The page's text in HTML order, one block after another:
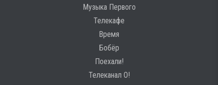
Музыка Первого
Телекафе
Время
Бобёр
Поехали!
Телеканал О!